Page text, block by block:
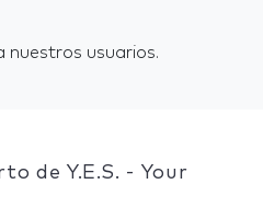
nuestros usuarios.
de Y.E.S. - Your